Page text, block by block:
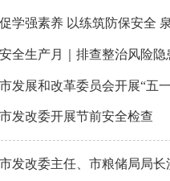
学强素养 以练筑防保安全
全生产月｜排查整治风险隐
发展和改革委员会开展“五
发改委开展节前安全检查
发改委主任、市粮储局局